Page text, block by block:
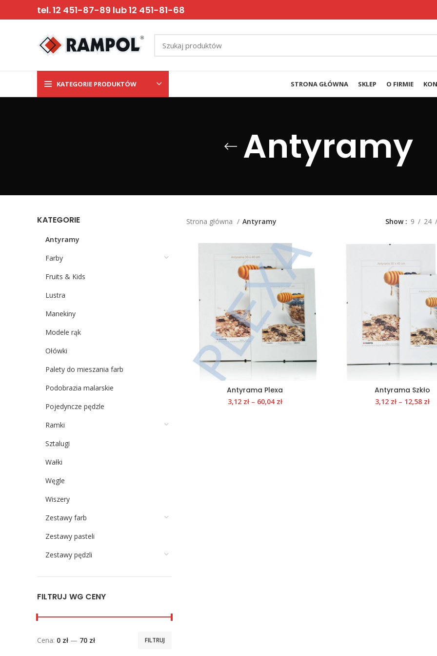
tel. 12 451-87-89 lub 12 451-81-68
KATEGORIE PRODUKTÓW STRONA GŁÓWNA SKLEP O FIRMIE
Antyramy
KATEGORIE
Antyramy
Farby
Fruits & Kids
Lustra
Manekiny
Modele rąk
Ołówki
Palety do mieszania farb
Podobrazia malarskie
Pojedyncze pędzle
Ramki
Sztalugi
Wałki
Węgle
Wiszery
Zestawy farb
Zestawy pasteli
Zestawy pędzli
FILTRUJ WG CENY
FILTRUJ
Cena: 0 zł — 70 zł
Strona główna Antyramy Show 9 24
Antyrama Plexa
3,12 zł – 60,04 zł
Antyrama Szkło
3,12 zł – 12,58 zł